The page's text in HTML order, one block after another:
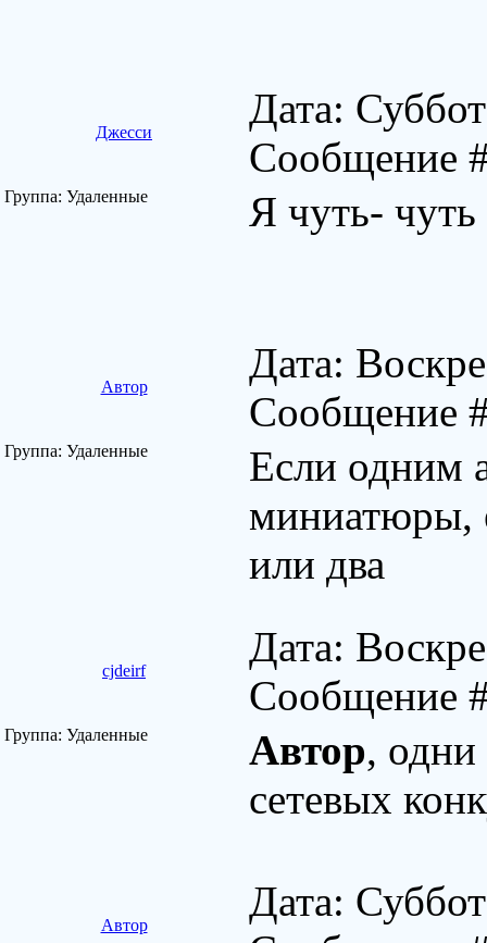
Джесси
Дата:
Сообщение
Группа: Удаленные Я чуть-
Автор
Дата:
Сообщение
Группа: Удаленные
Если одним
миниатюры,
или два
cjdeirf
Дата:
Сообщение
Группа: Удаленные Автор, одни
сетевых
Автор
Дата: